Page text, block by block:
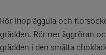
Rör ihop äggula och
grädden. Rör ner äggröran
grädden i den smälta